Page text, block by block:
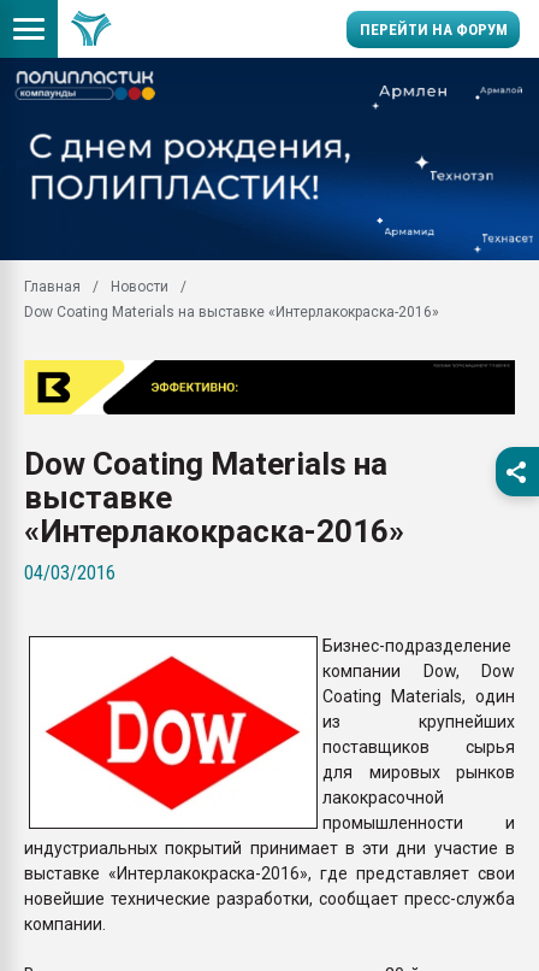
ПЕРЕЙТИ НА ФОРУМ
заводу пластмасс"
28.07.2026
пластмасс
28.07.2026
ситуацией на
ПЕРЕЙТИ НА
Главная
Новости
Dow Coating Materials на выставке «Интерлакокраска-2016»
Dow Coating Materials на
выставке
«Интерлакокраска-2016»
04/03/2016
Бизнес-подразделение
компании Dow, Dow
Coating Materials, один
из крупнейших
поставщиков сырья
для мировых рынков
лакокрасочной
промышленности и
индустриальных покрытий принимает в эти дни участие в
выставке «Интерлакокраска-2016», где представляет свои
новейшие технические разработки, сообщает пресс-служба
компании.